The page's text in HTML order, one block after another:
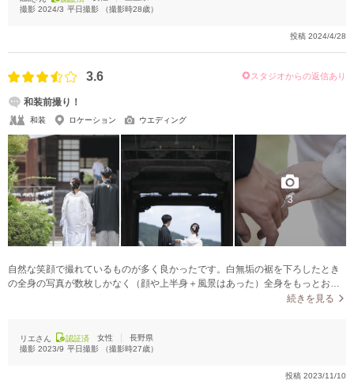
撮影 2024/3 平日撮影 （撮影時28歳）
投稿 2024/4/28
3.6 スタジオからの返信あり
和装前撮り！
和装 ロケーション ウエディング
3
自然な笑顔で撮れているものが多く良かったです。白無垢の裾を下ろしたとき
の全身の写真が数枚しかなく（顔や上半身＋風景はあった）全身をもっとお願
続きを見る
リエさん 認証済 女性
長野県
撮影 2023/9 平日撮影 （撮影時27歳）
投稿 2023/11/10